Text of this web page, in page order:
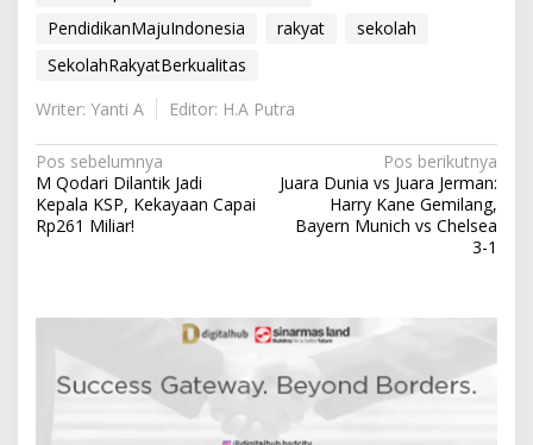
PendidikanMajuIndonesia
rakyat
sekolah
SekolahRakyatBerkualitas
Writer: Yanti A
Editor: H.A Putra
N
a
v
Pos sebelumnya
M Qodari Dilantik Jadi
Kepala KSP, Kekayaan Capai
Rp261 Miliar!
Pos berikutnya
Juara Dunia vs Juara Jerman:
Harry Kane Gemilang,
Bayern Munich vs Chelsea
3-1